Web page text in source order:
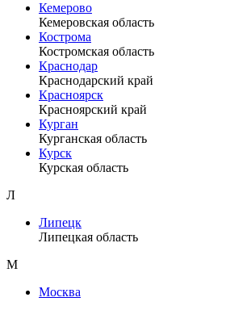
Кемерово
Кемеровская область
Кострома
Костромская область
Краснодар
Краснодарский край
Красноярск
Красноярский край
Курган
Курганская область
Курск
Курская область
Л
Липецк
Липецкая область
М
Москва